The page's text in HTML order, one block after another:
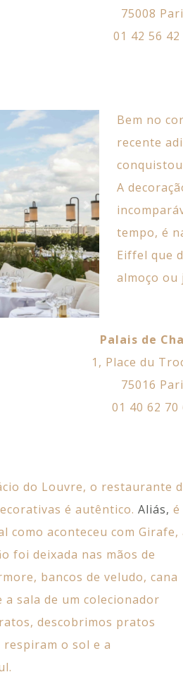
75008
01 42 56 42
Bem no
recente
A
tempo, é
Eiffel que
almoço ou
Palais de
1, Place du
75016
01 40 62 70
do Louvre, o restaurante
é autêntico. Aliás, é
como aconteceu com Girafe,
foi deixada nas mãos de
bancos de veludo, cana
a sala de um colecionador
descobrimos pratos
o sol e a